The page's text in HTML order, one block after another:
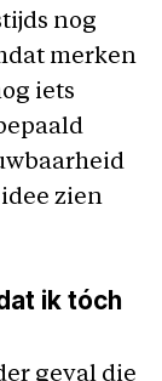
nog
merken
iets
zien
ik tóch
geval die